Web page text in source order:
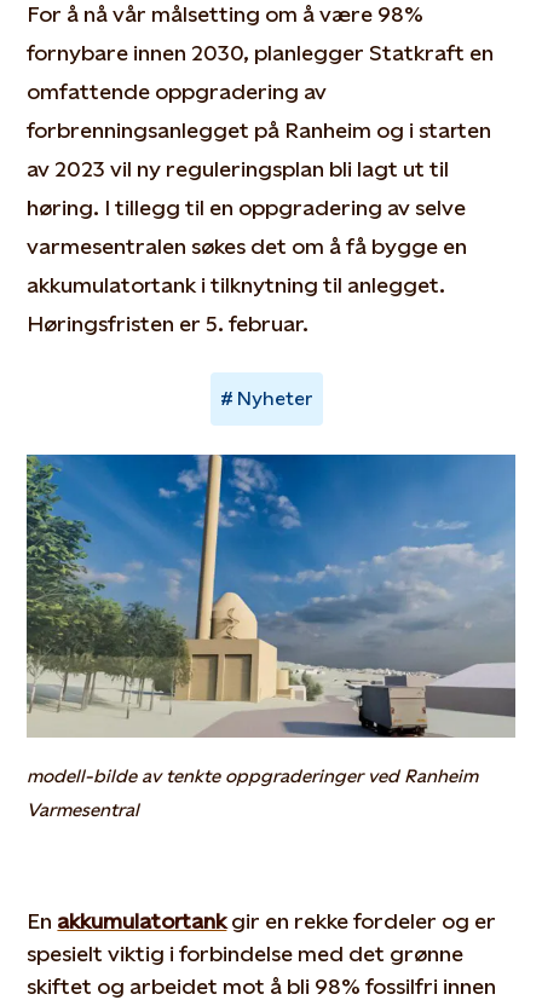
For å nå vår målsetting om å være 98%
fornybare innen 2030, planlegger Statkraft en
omfattende oppgradering av
forbrenningsanlegget på Ranheim og i starten
av 2023 vil ny reguleringsplan bli lagt ut til
høring. I tillegg til en oppgradering av selve
varmesentralen søkes det om å få bygge en
akkumulatortank i tilknytning til anlegget.
Høringsfristen er 5. februar.
Nyheter
modell-bilde av tenkte oppgraderinger ved Ranheim
Varmesentral
En akkumulatortankgir en rekke fordeler og er
spesielt viktig i forbindelse med det grønne
skiftet og arbeidet mot å bli 98% fossilfri innen